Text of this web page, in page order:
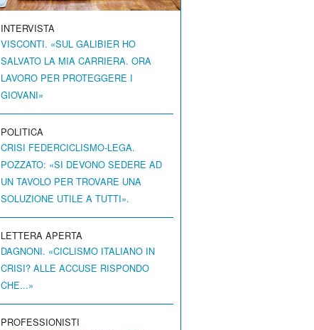
INTERVISTA
VISCONTI. «SUL GALIBIER HO
SALVATO LA MIA CARRIERA. ORA
LAVORO PER PROTEGGERE I
GIOVANI»
POLITICA
CRISI FEDERCICLISMO-LEGA.
POZZATO: «SI DEVONO SEDERE AD
UN TAVOLO PER TROVARE UNA
SOLUZIONE UTILE A TUTTI».
LETTERA APERTA
DAGNONI. «CICLISMO ITALIANO IN
CRISI? ALLE ACCUSE RISPONDO
CHE...»
PROFESSIONISTI